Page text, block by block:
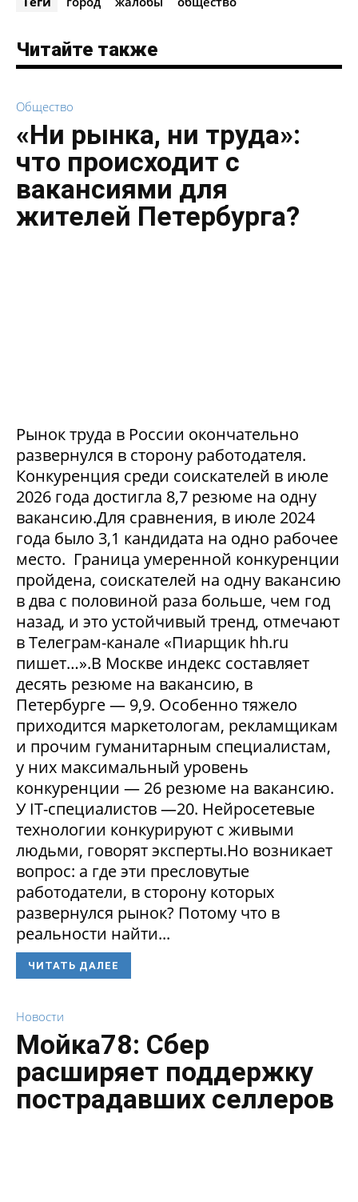
Читайте также
Общество
«Ни рынка, ни труда»:
что происходит с
вакансиями для
жителей Петербурга?
Рынок труда в России окончательно
развернулся в сторону работодателя.
Конкуренция среди соискателей в июле
2026 года достигла 8,7 резюме на одну
вакансию.Для сравнения, в июле 2024
года было 3,1 кандидата на одно рабочее
место. Граница умеренной конкуренции
пройдена, соискателей на одну вакансию
в два с половиной раза больше, чем год
назад, и это устойчивый тренд, отмечают
в Телеграм-канале «Пиарщик hh.ru
пишет…».В Москве индекс составляет
десять резюме на вакансию, в
Петербурге — 9,9. Особенно тяжело
приходится маркетологам, рекламщикам
и прочим гуманитарным специалистам,
у них максимальный уровень
конкуренции — 26 резюме на вакансию.
У IT-специалистов —20. Нейросетевые
технологии конкурируют с живыми
людьми, говорят эксперты.Но возникает
вопрос: а где эти пресловутые
работодатели, в сторону которых
развернулся рынок? Потому что в
реальности найти...
ЧИТАТЬ ДАЛЕЕ
Новости
Мойка78: Сбер
расширяет поддержку
пострадавших селлеров